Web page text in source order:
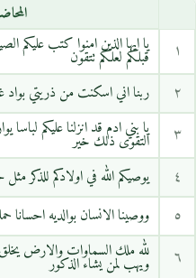
١
يا ايها الذين امنوا كتب عليكم
قبلكم لعلكم تتقون
٢
ربنا اني اسكنت من ذريتي بواد
٣
يا بني ادم قد انزلنا عليكم
التقوى ذلك خير
٤
يوصيكم الله في اولادكم للذكر
٥
ووصينا الانسان بوالديه احسانا
٦
لله ملك السماوات والارض يخلق
ويهب لمن يشاء الذكور